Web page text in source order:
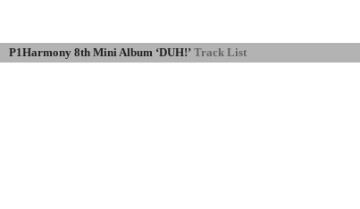
P1Harmony 8th Mini Album ‘DUH!’ Track List